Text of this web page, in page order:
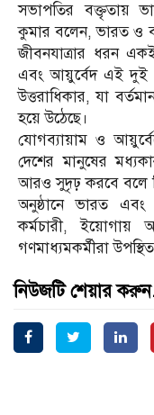
সভাপতির বক্তৃতায়
কুমার বলেন, ভারত ও
জীবনযাত্রার ধরন
এবং আয়ুর্বেদ এই দুই
উত্তরাধিকার, যা
হয়ে উঠেছে।
যোগব্যায়াম ও
দেশের মানুষের
আরও সুদৃঢ় করবে বলে
অনুষ্ঠানে ভারত এবং
কর্মচারী, ইয়োগায়
গণমাধ্যমকর্মীরা
নিউজটি শেয়ার